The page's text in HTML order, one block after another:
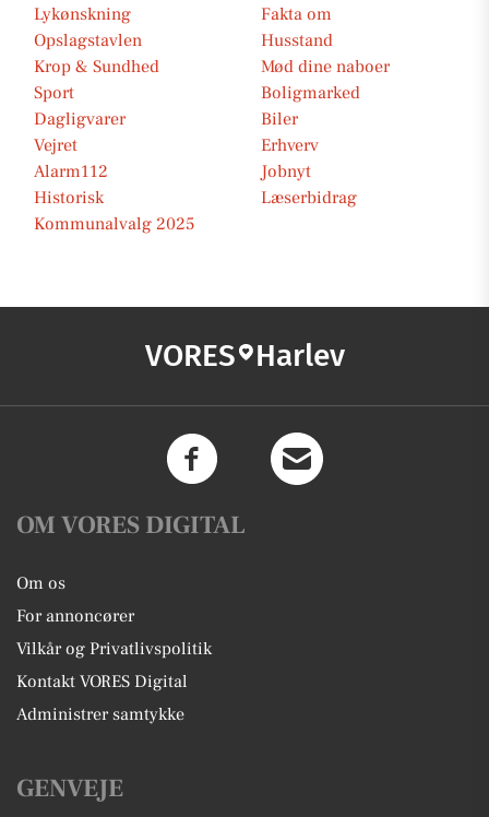
Lykønskning
Fakta om
Opslagstavlen
Husstand
Krop & Sundhed
Mød dine naboer
Sport
Boligmarked
Dagligvarer
Biler
Vejret
Erhverv
Alarm112
Jobnyt
Historisk
Læserbidrag
Kommunalvalg 2025
VORES Harlev
OM VORES DIGITAL
Om os
For annoncører
Vilkår og Privatlivspolitik
Kontakt VORES Digital
Administrer samtykke
GENVEJE